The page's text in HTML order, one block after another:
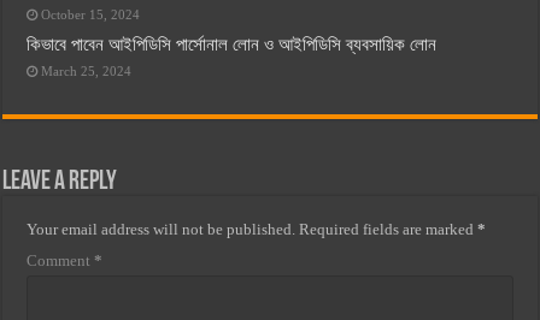
October 15, 2024
কিভাবে পাবেন আইপিডিসি পার্সোনাল লোন ও আইপিডিসি ব্যবসায়িক লোন
March 25, 2024
Leave a Reply
Your email address will not be published. Required fields are marked*
Comment *